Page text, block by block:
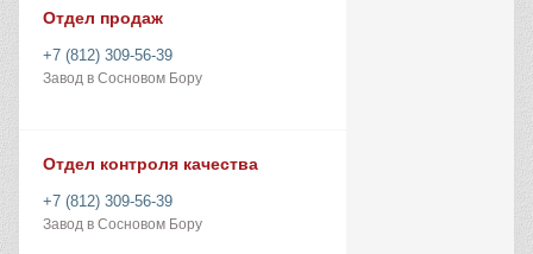
Отдел продаж
+7 (812) 309-56-39
Завод в Сосновом Бору
Отдел контроля качества
+7 (812) 309-56-39
Завод в Сосновом Бору